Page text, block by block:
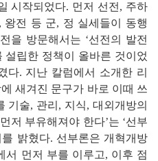
시작되었다. 먼저 선전, 주하
왕전 등 군, 정 실세들이 동행
을 방문해서는 ‘선전의 발전
설립한 정책이 올바른 것이었
다. 지난 칼럼에서 소개한 리
새겨진 문구가 바로 이때 쓰
기술, 관리, 지식, 대외개방의
저 부유해져야 한다’는 ‘선부
밝혔다. 선부론은 개혁개방
서 먼저 부를 이루고, 이후 점